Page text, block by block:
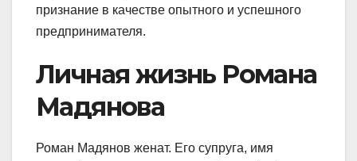
признание в качестве опытного и успешного
предпринимателя.
Личная жизнь Романа
Мадянова
Роман Мадянов женат. Его супруга, имя